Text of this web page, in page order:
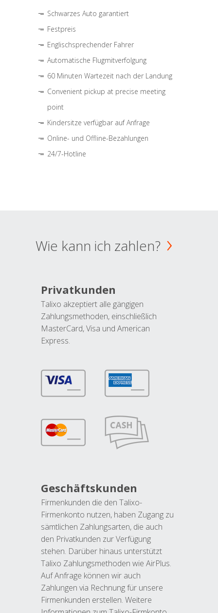
Schwarzes Auto garantiert
Festpreis
Englischsprechender Fahrer
Automatische Flugmitverfolgung
60 Minuten Wartezeit nach der Landung
Convenient pickup at precise meeting
point
Kindersitze verfügbar auf Anfrage
Online- und Offline-Bezahlungen
24/7-Hotline
Wie kann ich zahlen?
Privatkunden
Talixo akzeptiert alle gängigen
Zahlungsmethoden, einschließlich
MasterCard, Visa und American
Express.
Geschäftskunden
Firmenkunden die den Talixo-
Firmenkonto nutzen, haben Zugang zu
sämtlichen Zahlungsarten, die auch
den Privatkunden zur Verfügung
stehen. Darüber hinaus unterstützt
Talixo Zahlungsmethoden wie AirPlus.
Auf Anfrage können wir auch
Zahlungen via Rechnung für unsere
Firmenkunden erstellen. Weitere